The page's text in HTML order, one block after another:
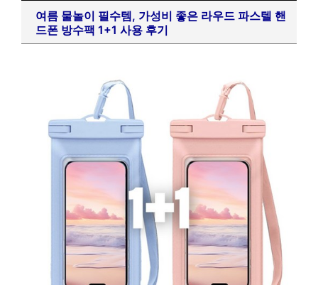
여름 물놀이 필수템, 가성비 좋은 라우드 파스텔 핸
드폰 방수팩 1+1 사용 후기